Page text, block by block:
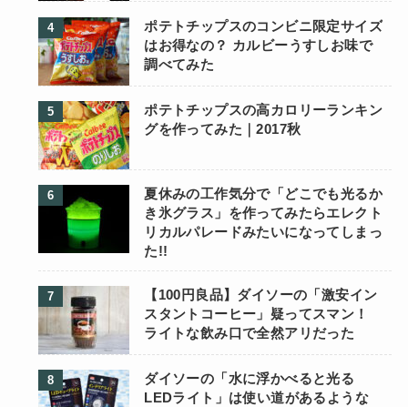
ポテトチップスのコンビニ限定サイズ
はお得なの？ カルビーうすしお味で
調べてみた
ポテトチップスの高カロリーランキン
グを作ってみた｜2017秋
夏休みの工作気分で「どこでも光るか
き氷グラス」を作ってみたらエレクト
リカルパレードみたいになってしまっ
た!!
【100円良品】ダイソーの「激安イン
スタントコーヒー」疑ってスマン！
ライトな飲み口で全然アリだった
ダイソーの「水に浮かべると光る
LEDライト」は使い道があるような